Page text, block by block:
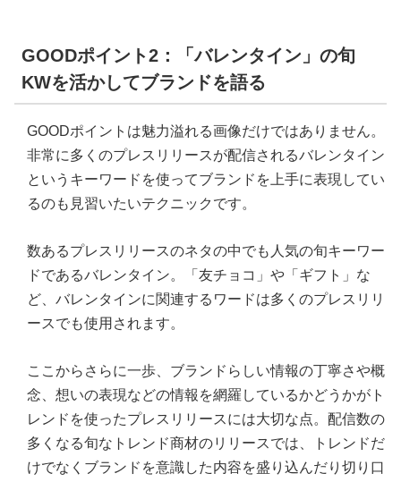
GOODポイント2：「バレンタイン」の旬
KWを活かしてブランドを語る
GOODポイントは魅力溢れる画像だけではありません。
非常に多くのプレスリリースが配信されるバレンタイン
というキーワードを使ってブランドを上手に表現してい
るのも見習いたいテクニックです。
数あるプレスリリースのネタの中でも人気の旬キーワー
ドであるバレンタイン。「友チョコ」や「ギフト」な
ど、バレンタインに関連するワードは多くのプレスリリ
ースでも使用されます。
ここからさらに一歩、ブランドらしい情報の丁寧さや概
念、想いの表現などの情報を網羅しているかどうかがト
レンドを使ったプレスリリースには大切な点。配信数の
多くなる旬なトレンド商材のリリースでは、トレンドだ
けでなくブランドを意識した内容を盛り込んだり切り口